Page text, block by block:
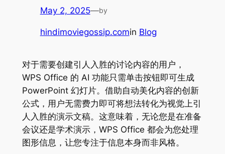
May 2, 2025—by
hindimoviegossip.comin Blog
对于需要创建引人入胜的讨论内容的用户，
WPS Office 的 AI 功能只需单击按钮即可生成
PowerPoint 幻灯片。借助自动美化内容的创新
公式，用户无需费力即可将想法转化为视觉上引
人入胜的演示文稿。这意味着，无论您是在准备
会议还是学术演示，WPS Office 都会为您处理
图形信息，让您专注于信息本身而非风格。